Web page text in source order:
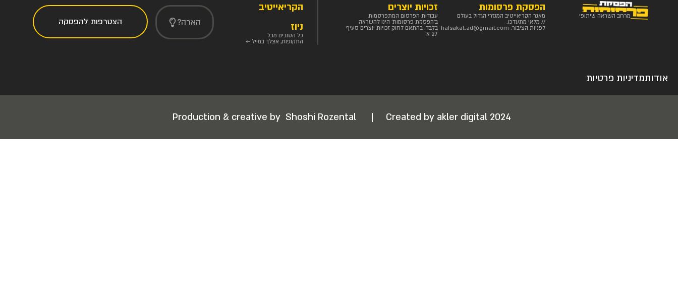
מרחב השראה שיתופי
הפסקת פרסומות
מאגר הקריאייטיב המגזרי הגדול בעולם
// מלאי מתעדכן.
לפניות הציבור: hafsakat.ad@gmail.com
זכויות יוצרים
עבודות הפרסום המתפרסמות
ב'הפסקת פרסומות' הינן להשראה
בלבד. בהתאם לחוק זכויות יוצרים סעיף
27 א'
הקריאייטיב
ניוז
כל הטובים מכל
התקופות, אצלך במייל ←
הארה? הצטרפות להפסקה
אודותמדיניות פרטיות
Production & creative by Shoshi Rozental | Created by akler digital 2024